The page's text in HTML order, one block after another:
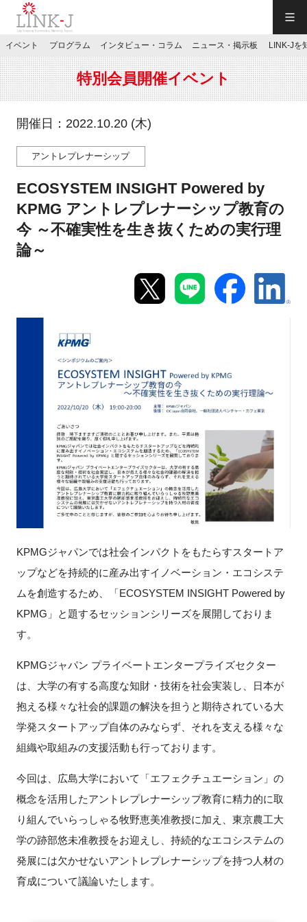
JP／EN
特別会員専用メニュー
施設ご予約
お問い合わせ
プログラム
インタビュー・コラム
ニュース・掲示板
LINK-Jを知る
特別会員
施設・アクセス
イベントお知らせメール登録
イベント プログラム インタビュー・コラム ニュース・掲示板 LINK-Jを
特別会員開催イベント
開催日：2022.10.20 (木)
アントレプレナーシップ
ECOSYSTEM INSIGHT Powered by
KPMG アントレプレナーシップ教育の
今 ～不確実性を生き抜くための実行理
論～
KPMGジャパンでは社会インパクトをもたらすスタートア
ップなどを持続的に産み出すイノベーション・エコシステ
ムを創造するため、「ECOSYSTEM INSIGHT Powered by
KPMG」と題するセッションシリーズを展開しておりま
す。
KPMGジャパン プライベートエンタープライズセクター
は、大学の有する高度な知財・技術を社会実装し、日本が
抱える様々な社会的課題の解決を担うと期待されている大
学発スタートアップ自体のみならず、それを支える様々な
組織や取組みの支援活動も行っております。
今回は、広島大学において「エフェクチュエーション」の
概念を活用したアントレプレナーシップ教育に精力的に取
り組んでいらっしゃる牧野恵美准教授に加え、東京農工大
学の跡部悠未准教授をお迎えし、持続的なエコシステムの
発展には欠かせないアントレプレナーシップを持つ人材の
育成について議論いたします。